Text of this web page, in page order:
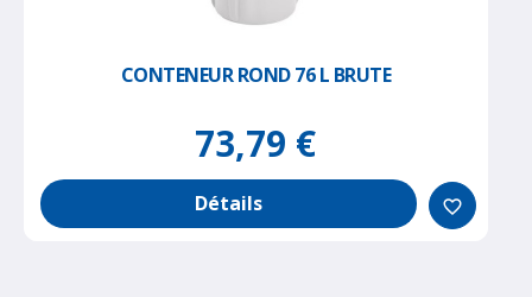
CONTENEUR ROND 76 L BRUTE
73,79 €
Détails favorite_border